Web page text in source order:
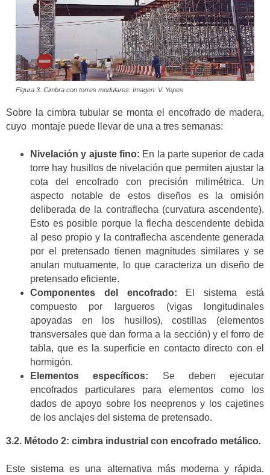
Figura 3. Cimbra con torres modulares. Imagen: V. Yepes
Sobre la cimbra tubular se monta el encofrado de madera,
cuyo montaje puede llevar de una a tres semanas:
Nivelación y ajuste fino: En la parte superior de cada
torre hay husillos de nivelación que permiten ajustar la
cota del encofrado con precisión milimétrica. Un
aspecto notable de estos diseños es la omisión
deliberada de la contraflecha (curvatura ascendente).
Esto es posible porque la flecha descendente debida
al peso propio y la contraflecha ascendente generada
por el pretensado tienen magnitudes similares y se
anulan mutuamente, lo que caracteriza un diseño de
pretensado eficiente.
Componentes del encofrado: El sistema está
compuesto por largueros (vigas longitudinales
apoyadas en los husillos), costillas (elementos
transversales que dan forma a la sección) y el forro de
tabla, que es la superficie en contacto directo con el
hormigón.
Elementos específicos: Se deben ejecutar
encofrados particulares para elementos como los
dados de apoyo sobre los neoprenos y los cajetines
de los anclajes del sistema de pretensado.
3.2. Método 2: cimbra industrial con encofrado metálico.
Este sistema es una alternativa más moderna y rápida.